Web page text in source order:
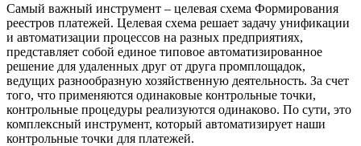
Самый важный инструмент – целевая схема Формирования
реестров платежей. Целевая схема решает задачу унификации
и автоматизации процессов на разных предприятиях,
представляет собой единое типовое автоматизированное
решение для удаленных друг от друга промплощадок,
ведущих разнообразную хозяйственную деятельность. За счет
того, что применяются одинаковые контрольные точки,
контрольные процедуры реализуются одинаково. По сути, это
комплексный инструмент, который автоматизирует наши
контрольные точки для платежей.